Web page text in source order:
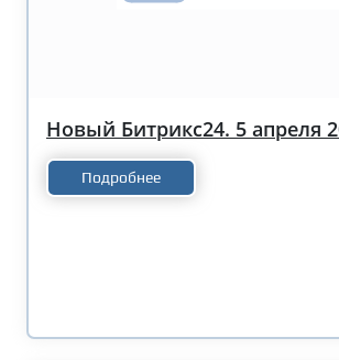
Новый Битрикс24. 5 апреля
Подробнее